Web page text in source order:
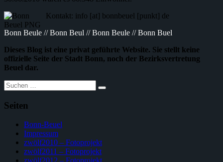
Kontakt: info [at] bonnbeuel [punkt] de
Bonn Beule // Bonn Beul // Bonn Beule // Bonn Buel
Dieses Blog ist eine privat geführte Website. Sie stellt keine
offizielle Seite der Stadt Bonn, noch der Bezirksvertretung
Beuel dar.
Suche
nach:
Seiten
Bonn-Beuel
Impressum
zwölf2010 – Fotoprojekt
zwölf2011 – Fotoprojekt